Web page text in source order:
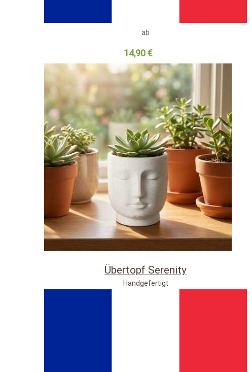
ab
14,90 €
Übertopf Serenity
Handgefertigt